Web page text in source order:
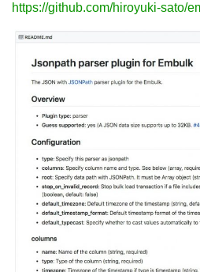
https://github.com/hiroyuki-sato/